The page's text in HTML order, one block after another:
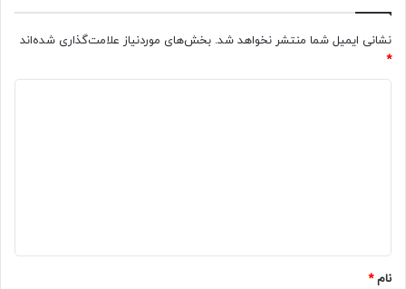
نشانی ایمیل شما منتشر نخواهد شد. بخش‌های موردنیاز علامت‌گذاری شده‌اند
*
*
نام*